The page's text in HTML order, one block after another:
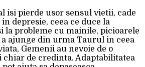
isi pierde usor sensul vietii, cade
depresie, ceea ce duce la
la probleme cu mainile, picioarele
ajunge din urma Taurul in ceea
Gemenii au nevoie de o
de credinta. Adaptabilitatea